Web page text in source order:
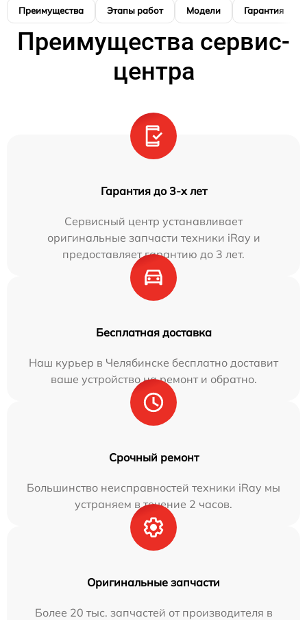
Преимущества Этапы работ Модели Гарантия
Преимущества сервис-
центра
Гарантия до 3-х лет
Сервисный центр устанавливает
оригинальные запчасти техники iRay и
предоставляет гарантию до 3 лет.
Бесплатная доставка
Наш курьер в Челябинске бесплатно доставит
ваше устройство на ремонт и обратно.
Срочный ремонт
Большинство неисправностей техники iRay мы
устраняем в течение 2 часов.
Оригинальные запчасти
Более 20 тыс. запчастей от производителя в